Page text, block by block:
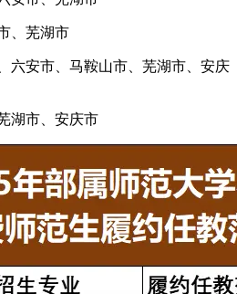
、芜湖市
六安市、马鞍山市、芜湖市、安庆
湖市、安庆市